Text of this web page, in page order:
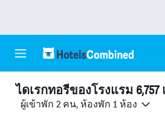
ไดเรกทอรีของโรงแรม
ผู้เข้าพัก 2 คน, ห้องพัก 1 ห้อง